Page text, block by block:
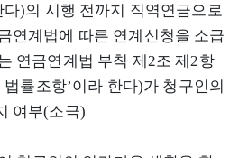
다)의 시행 전까지 직역연금으로
연계법에 따른 연계신청을 소급
연금연계법 부칙 제2조 제2항
률조항’이라 한다)가 청구인의
여부(소극)